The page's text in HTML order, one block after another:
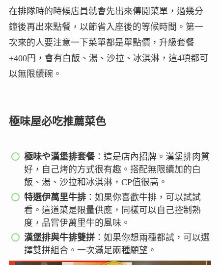
在排隊時的時候店員就會先出來傳閱菜單，過幾分
鐘後再出來點餐，以節省入座後的等候時間。第一
次來的人要注意一下菜單都是單點價，升級套餐
+400円，會有白飯、湯、沙拉、冰淇淋，這4項都可
以無限續碗。
極味屋必吃推薦菜色
極味や漢堡排套餐：這是店內招牌。漢堡排肉質
好，自己烤的方式很有趣。搭配無限續加的白
飯、湯、沙拉和冰淇淋，CP值很高。
特選伊萬里牛排 ：如果你喜歡牛排，可以試試
看。這道菜是限量供應，同樣可以自己控制熟
度，品嘗伊萬里牛的風味。
漢堡排與牛排雙拼 ：如果你想兩種都試，可以選
擇雙拼組合。一次滿足兩種願望。